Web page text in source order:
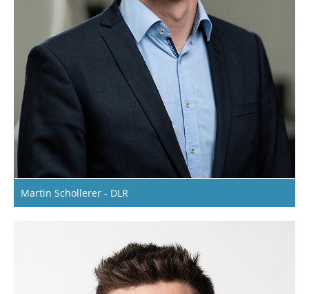
Martin Schollerer - DLR